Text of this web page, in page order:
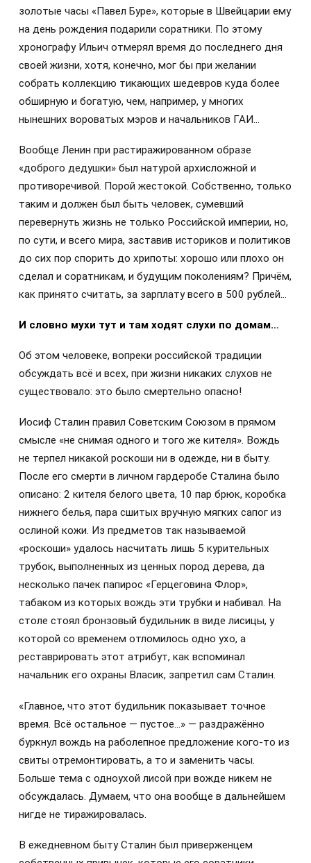
золотые часы «Павел Буре», которые в Швейцарии ему
на день рождения подарили соратники. По этому
хронографу Ильич отмерял время до последнего дня
своей жизни, хотя, конечно, мог бы при желании
собрать коллекцию тикающих шедевров куда более
обширную и богатую, чем, например, у многих
нынешних вороватых мэров и начальников ГАИ…
Вообще Ленин при растиражированном образе
«доброго дедушки» был натурой архисложной и
противоречивой. Порой жестокой. Собственно, только
таким и должен был быть человек, сумевший
перевернуть жизнь не только Российской империи, но,
по сути, и всего мира, заставив историков и политиков
до сих пор спорить до хрипоты: хорошо или плохо он
сделал и соратникам, и будущим поколениям? Причём,
как принято считать, за зарплату всего в 500 рублей…
И словно мухи тут и там ходят слухи по домам…
Об этом человеке, вопреки российской традиции
обсуждать всё и всех, при жизни никаких слухов не
существовало: это было смертельно опасно!
Иосиф Сталин правил Советским Союзом в прямом
смысле «не снимая одного и того же кителя». Вождь
не терпел никакой роскоши ни в одежде, ни в быту.
После его смерти в личном гардеробе Сталина было
описано: 2 кителя белого цвета, 10 пар брюк, коробка
нижнего белья, пара сшитых вручную мягких сапог из
ослиной кожи. Из предметов так называемой
«роскоши» удалось насчитать лишь 5 курительных
трубок, выполненных из ценных пород дерева, да
несколько пачек папирос «Герцеговина Флор»,
табаком из которых вождь эти трубки и набивал. На
столе стоял бронзовый будильник в виде лисицы, у
которой со временем отломилось одно ухо, а
реставрировать этот атрибут, как вспоминал
начальник его охраны Власик, запретил сам Сталин.
«Главное, что этот будильник показывает точное
время. Всё остальное — пустое…» — раздражённо
буркнул вождь на раболепное предложение кого-то из
свиты отремонтировать, а то и заменить часы.
Больше тема с одноухой лисой при вожде никем не
обсуждалась. Думаем, что она вообще в дальнейшем
нигде не тиражировалась.
В ежедневном быту Сталин был приверженцем